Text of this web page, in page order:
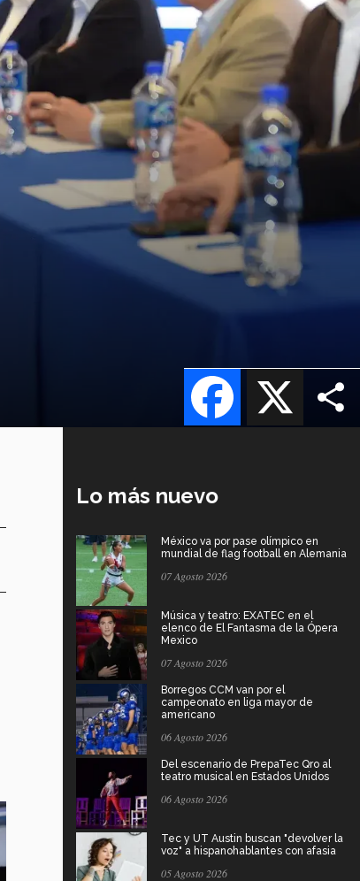
X
Facebook
Lo más nuevo
México va por pase olímpico en
mundial de flag football en Alemania
07 Agosto 2026
Música y teatro: EXATEC en el
elenco de El Fantasma de la Ópera
Mexico
07 Agosto 2026
Borregos CCM van por el
campeonato en liga mayor de
americano
06 Agosto 2026
Del escenario de PrepaTec Qro al
teatro musical en Estados Unidos
06 Agosto 2026
Tec y UT Austin buscan "devolver la
voz" a hispanohablantes con afasia
05 Agosto 2026